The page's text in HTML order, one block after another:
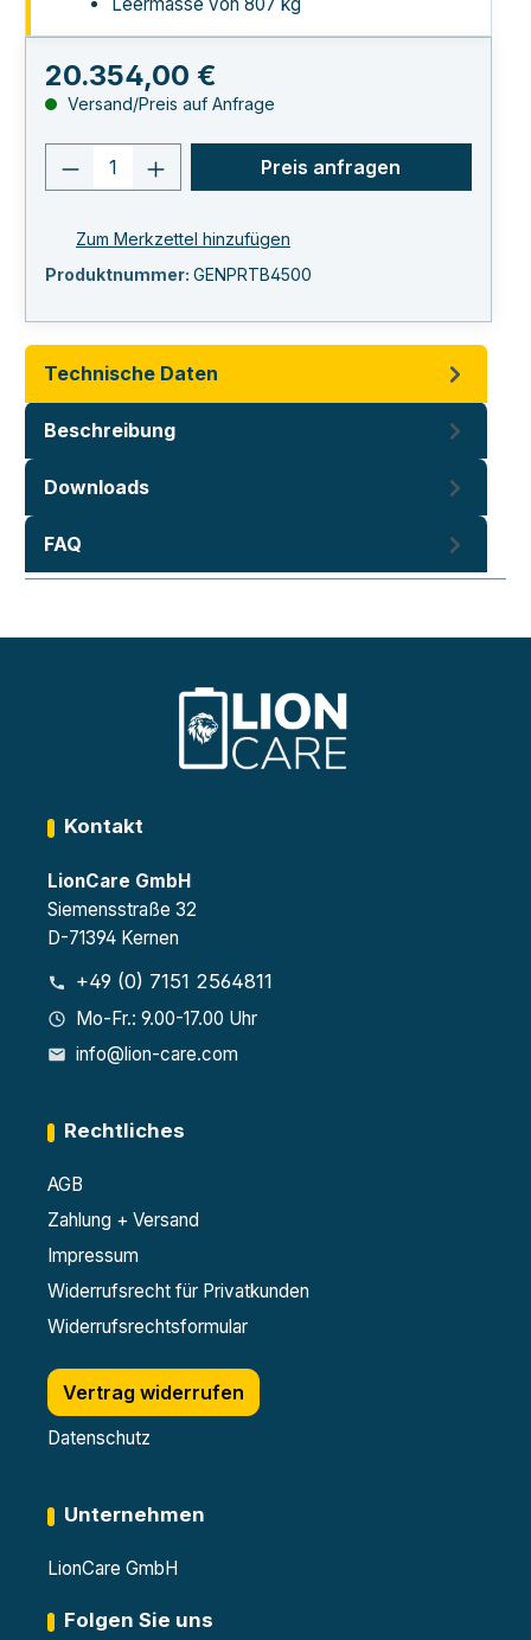
Regulärer Preis:
20.354,00 €
Versand/Preis auf Anfrage
Produkt Anzahl: Gib den
Preis anfragen
Zum Merkzettel hinzufügen
Produktnummer: GENPRTB4500
Technische Daten
Beschreibung
Downloads
FAQ
Kontakt
LionCare GmbH
Siemensstraße 32
D-71394 Kernen
+49 (0) 7151 2564811
Mo-Fr.: 9.00-17.00 Uhr
info@lion-care.com
Rechtliches
AGB
Zahlung + Versand
Impressum
Widerrufsrecht für Privatkunden
Widerrufsrechtsformular
Vertrag widerrufen
Datenschutz
Unternehmen
LionCare GmbH
Folgen Sie uns